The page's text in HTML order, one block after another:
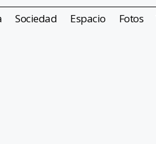
Sociedad Espacio Fotos